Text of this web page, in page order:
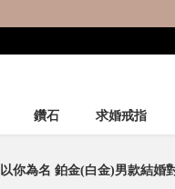
鑽石 求婚戒指
以你為名 鉑金(白金)男款結婚